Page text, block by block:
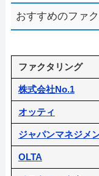
おすすめのファ
ファクタリング
株式会社No.1
オッティ
ジャパンマネジメ
OLTA